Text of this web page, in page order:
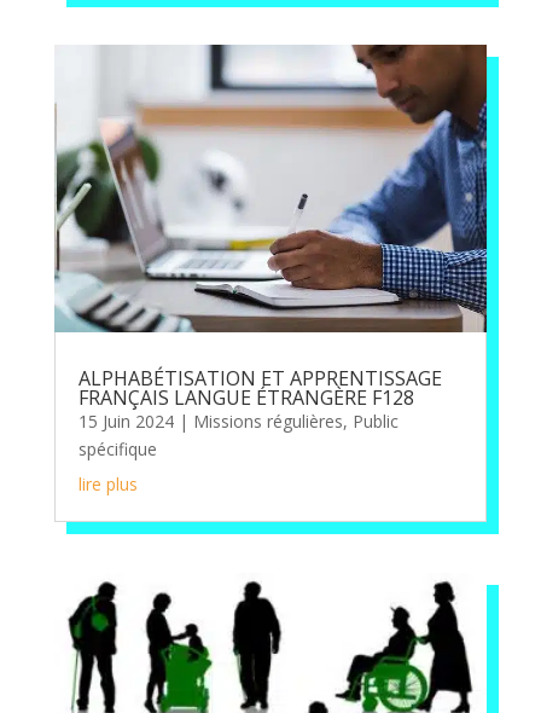
ALPHABÉTISATION ET APPRENTISSAGE
FRANÇAIS LANGUE ÉTRANGÈRE F128
15 Juin 2024| Missions régulières, Public
spécifique
lire plus